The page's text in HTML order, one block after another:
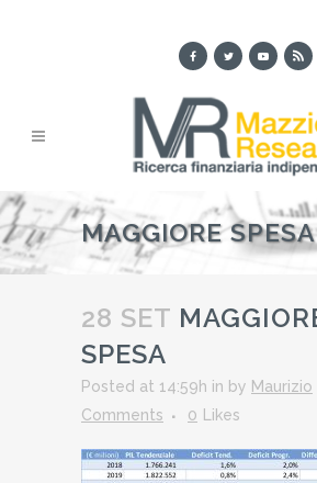
MAGGIORE SPESA
28 SET
SPESA
Posted at 14:59h in by Maurizio
Comments
0 Likes